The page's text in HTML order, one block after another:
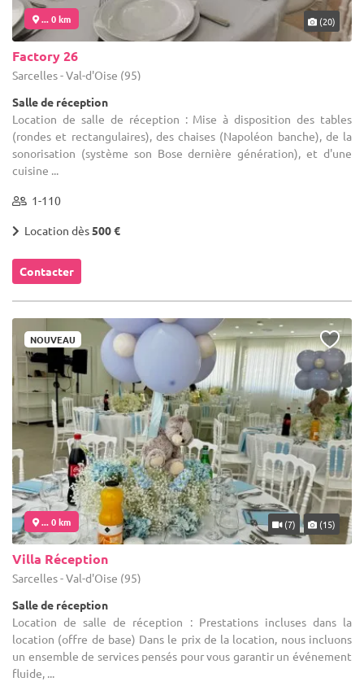
... 0 km (20)
Factory 26
Sarcelles - Val-d'Oise (95)
Salle de réception
Location de salle de réception : Mise à disposition des tables
(rondes et rectangulaires), des chaises (Napoléon banche), de la
sonorisation (système son Bose dernière génération), et d'une
cuisine ...
1-110
Location dès500 €
Contacter
NOUVEAU
... 0 km (7) (15)
Villa Réception
Sarcelles - Val-d'Oise (95)
Salle de réception
Location de salle de réception : Prestations incluses dans la
location (offre de base) Dans le prix de la location, nous incluons
un ensemble de services pensés pour vous garantir un événement
fluide, ...